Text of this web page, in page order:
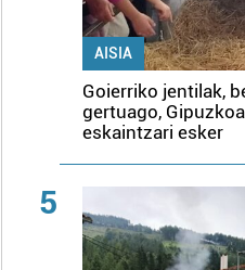
AISIA
Goierriko jentilak,
gertuago,
eskaintzari esker
5